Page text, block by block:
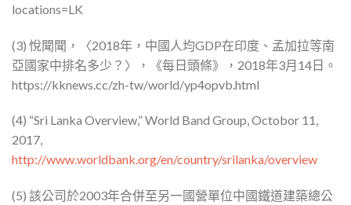
locations=LK
(3) 悅聞聞，〈2018年，中國人均GDP在印度、孟加拉等南
亞國家中排名多少？〉，《每日頭條》，2018年3月14日。
https://kknews.cc/zh-tw/world/yp4opvb.html
(4) “Sri Lanka Overview,” World Band Group, Octobor 11,
2017,
http://www.worldbank.org/en/country/srilanka/overview
(5) 該公司於2003年合併至另一國營單位中國鐵道建築總公